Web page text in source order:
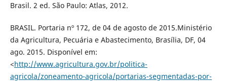
Brasil. 2 ed. São Paulo: Atlas, 2012.
BRASIL. Portaria nº 172, de 04 de agosto de 2015.Ministério
da Agricultura, Pecuária e Abastecimento, Brasília, DF, 04
ago. 2015. Disponível em:
<http://www.agricultura.gov.br/politica-
agricola/zoneamento-agricola/portarias-segmentadas-por-